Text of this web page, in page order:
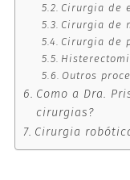
Cirurgia de
Cirurgia de
Cirurgia de
Outros
Como a Dra.
cirurgias?
Cirurgia